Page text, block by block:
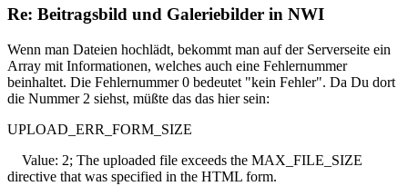
Re: Beitragsbild und Galeriebilder in NWI
Wenn man Dateien hochlädt, bekommt man auf der Serverseite ein
Array mit Informationen, welches auch eine Fehlernummer
beinhaltet. Die Fehlernummer 0 bedeutet "kein Fehler". Da Du dort
die Nummer 2 siehst, müßte das das hier sein:
UPLOAD_ERR_FORM_SIZE
Value: 2; The uploaded file exceeds the MAX_FILE_SIZE
directive that was specified in the HTML form.